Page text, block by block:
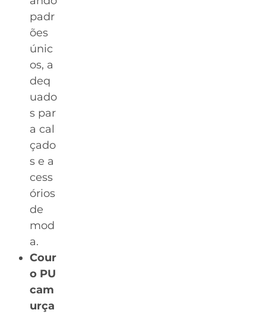
padr
ões
únic
os, a
deq
uado
s par
a cal
çado
s e a
cess
órios
de
mod
a.
Cour
o PU
cam
urça